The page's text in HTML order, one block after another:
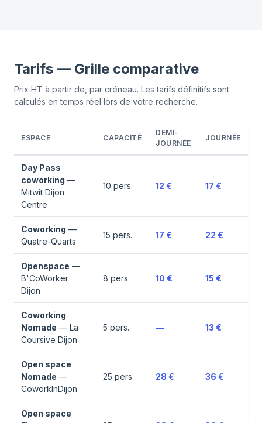
Tarifs — Grille comparative
Prix HT à partir de, par créneau. Les tarifs définitifs sont
calculés en temps réel lors de votre recherche.
ESPACE CAPACITÉ
DEMI-
JOURNÉE
JOURNÉE
Day Pass
coworking —
Mitwit Dijon
Centre
10 pers. 12 € 17 €
Coworking —
Quatre-Quarts
15 pers. 17 € 22 €
Openspace —
B'CoWorker
Dijon
8 pers. 10 € 15 €
Coworking
Nomade — La
Coursive Dijon
5 pers. — 13 €
Open space
Nomade —
CoworkInDijon
25 pers. 28 € 36 €
Open space